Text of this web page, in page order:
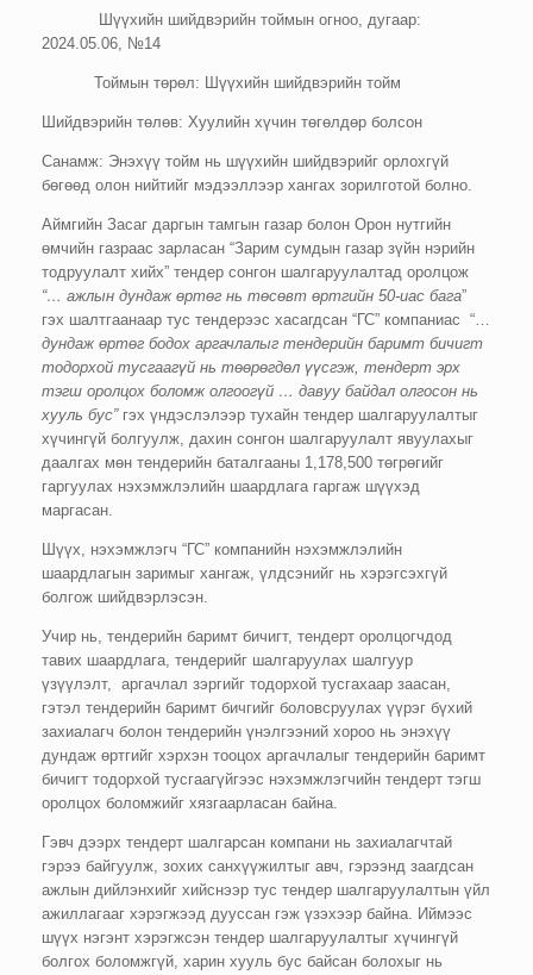
Шүүхийн шийдвэрийн тоймын огноо, дугаар:
2024.05.06, №14
Тоймын төрөл: Шүүхийн шийдвэрийн тойм
Шийдвэрийн төлөв: Хуулийн хүчин төгөлдөр болсон
Санамж: Энэхүү тойм нь шүүхийн шийдвэрийг орлохгүй
бөгөөд олон нийтийг мэдээллээр хангах зорилготой болно.
Аймгийн Засаг даргын тамгын газар болон Орон нутгийн
өмчийн газраас зарласан “Зарим сумдын газар зүйн нэрийн
тодруулалт хийх” тендер сонгон шалгаруулалтад оролцож
“… ажлын дундаж өртөг нь төсөвт өртгийн 50-иас бага”
гэх шалтгаанаар тус тендерээс хасагдсан “ГС” компаниас “…
дундаж өртөг бодох аргачлалыг тендерийн баримт бичигт
тодорхой тусгаагүй нь төөрөгдөл үүсгэж, тендерт эрх
тэгш оролцох боломж олгоогүй … давуу байдал олгосон нь
хууль бус”гэх үндэслэлээр тухайн тендер шалгаруулалтыг
хүчингүй болгуулж, дахин сонгон шалгаруулалт явуулахыг
даалгах мөн тендерийн баталгааны 1,178,500 төгрөгийг
гаргуулах нэхэмжлэлийн шаардлага гаргаж шүүхэд
маргасан.
Шүүх, нэхэмжлэгч “ГС” компанийн нэхэмжлэлийн
шаардлагын заримыг хангаж, үлдсэнийг нь хэрэгсэхгүй
болгож шийдвэрлэсэн.
Учир нь, тендерийн баримт бичигт, тендерт оролцогчдод
тавих шаардлага, тендерийг шалгаруулах шалгуур
үзүүлэлт, аргачлал зэргийг тодорхой тусгахаар заасан,
гэтэл тендерийн баримт бичгийг боловсруулах үүрэг бүхий
захиалагч болон тендерийн үнэлгээний хороо нь энэхүү
дундаж өртгийг хэрхэн тооцох аргачлалыг тендерийн баримт
бичигт тодорхой тусгаагүйгээс нэхэмжлэгчийн тендерт тэгш
оролцох боломжийг хязгаарласан байна.
Гэвч дээрх тендерт шалгарсан компани нь захиалагчтай
гэрээ байгуулж, зохих санхүүжилтыг авч, гэрээнд заагдсан
ажлын дийлэнхийг хийснээр тус тендер шалгаруулалтын үйл
ажиллагааг хэрэгжээд дууссан гэж үзэхээр байна. Иймээс
шүүх нэгэнт хэрэгжсэн тендер шалгаруулалтыг хүчингүй
болгох боломжгүй, харин хууль бус байсан болохыг нь